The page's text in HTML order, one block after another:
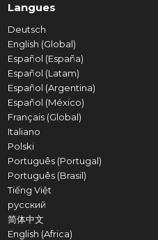
Langues
Deutsch
English (Global)
Español (España)
Español (Latam)
Español (Argentina)
Español (México)
Français (Global)
Italiano
Polski
Português (Portugal)
Português (Brasil)
Tiếng Việt
русский
简体中文
English (Africa)